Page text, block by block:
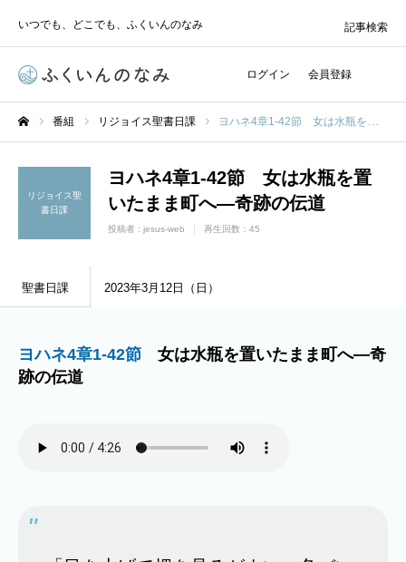
いつでも、どこでも、ふくいんのなみ
ログイン 会員登録
記事検索
番組 リジョイス聖書日課 ヨハネ4章1-42節 女は水瓶を置いたまま町へ―奇跡の伝道
リジョイス聖
書日課
ヨハネ4章1-42節 女は水瓶を置
いたまま町へ―奇跡の伝道
投稿者 : jesus-web 再生回数：45
聖書日課 2023年3月12日（日）
ヨハネ4章1-42節 女は水瓶を置いたまま町へ―奇
跡の伝道